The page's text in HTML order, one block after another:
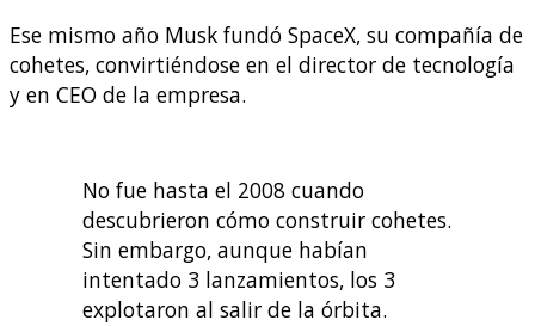
Ese mismo año Musk fundó SpaceX, su compañía de
cohetes, convirtiéndose en el director de tecnología
y en CEO de la empresa.
No fue hasta el 2008 cuando
descubrieron cómo construir cohetes.
Sin embargo, aunque habían
intentado 3 lanzamientos, los 3
explotaron al salir de la órbita.